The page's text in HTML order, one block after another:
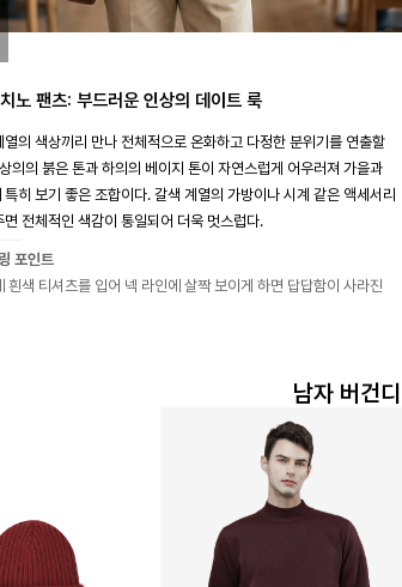
노 팬츠: 부드러운 인상의 데이트 룩
열의 색상끼리 만나 전체적으로 온화하고 다정한 분위기를 연출할
의의 붉은 톤과 하의의 베이지 톤이 자연스럽게 어우러져 가을과
특히 보기 좋은 조합이다. 갈색 계열의 가방이나 시계 같은 액세서리
면 전체적인 색감이 통일되어 더욱 멋스럽다.
포인트
흰색 티셔츠를 입어 넥 라인에 살짝 보이게 하면 답답함이 사라진
남자 버건